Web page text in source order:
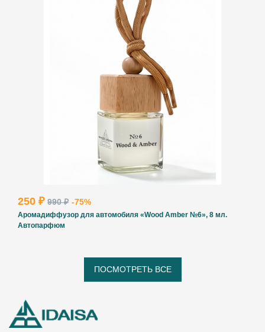
250 ₽ 990 ₽ -75%
Аромадиффузор для автомобиля «Wood Amber №6», 8 мл.
Автопарфюм
ПОСМОТРЕТЬ ВСЕ